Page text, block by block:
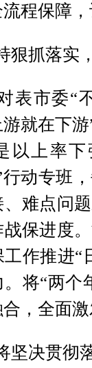
程保障
狠抓落实
表市委“
就在下
以上率
行动专班
、难点问
保进度
作推进“
将“两个
，全面
坚决贯彻